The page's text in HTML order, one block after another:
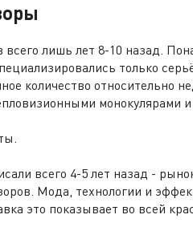
лишь лет 8-10 назад.
только
количество относительно
монокулярами
всего 4-5 лет назад -
Мода, технологии и
это показывает во всей